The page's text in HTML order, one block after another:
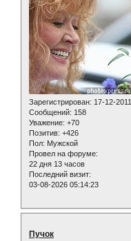
Зарегистрирован: 17-12-2011
Сообщений: 158
Уважение: +70
Позитив: +426
Пол: Мужской
Провел на форуме:
22 дня 13 часов
Последний визит:
03-08-2026 05:14:23
Пучок